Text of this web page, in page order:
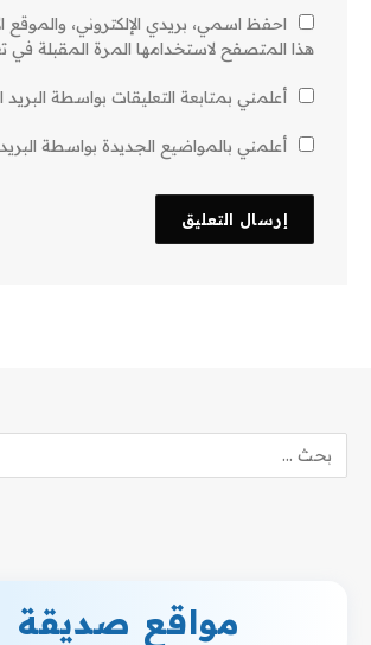
احفظ اسمي، بريدي الإلكتروني، والموقع
هذا المتصفح لاستخدامها المرة المقبلة في
أعلمني بمتابعة التعليقات بواسطة البريد
أعلمني بالمواضيع الجديدة بواسطة البريد
مواقع صديقة